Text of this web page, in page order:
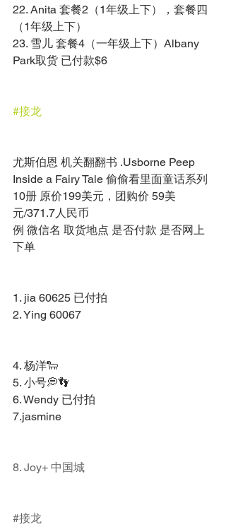
22. Anita 套餐2（1年级上下），套餐四
（1年级上下）
23. 雪儿 套餐4（一年级上下）Albany
Park取货 已付款$6
#接龙
尤斯伯恩 机关翻翻书 .Usborne Peep
Inside a Fairy Tale 偷偷看里面童话系列
10册 原价199美元，团购价 59美
元/371.7人民币
例 微信名 取货地点 是否付款 是否网上
下单
1. jia 60625 已付拍
2. Ying 60067
4. 杨洋🐑
5. 小号💭👣
6. Wendy 已付拍
7.jasmine
8. Joy+ 中国城
#接龙